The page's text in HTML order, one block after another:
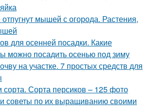
отпугнут мышей с огорода. Растения,
для осенней посадки. Какие
можно посадить осенью под зиму
на участке. 7 простых средств для
Сорта персиков – 125 фото
советы по их выращиванию своими